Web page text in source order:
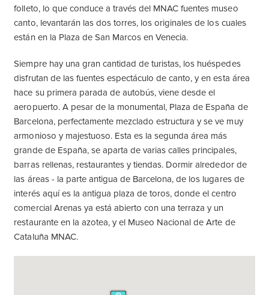
folleto, lo que conduce a través del MNAC fuentes museo
canto, levantarán las dos torres, los originales de los cuales
están en la Plaza de San Marcos en Venecia.
Siempre hay una gran cantidad de turistas, los huéspedes
disfrutan de las fuentes espectáculo de canto, y en esta área
hace su primera parada de autobús, viene desde el
aeropuerto. A pesar de la monumental, Plaza de España de
Barcelona, ​​perfectamente mezclado estructura y se ve muy
armonioso y majestuoso. Esta es la segunda área más
grande de España, se aparta de varias calles principales,
barras rellenas, restaurantes y tiendas. Dormir alrededor de
las áreas - la parte antigua de Barcelona, de los lugares de
interés aquí es la antigua plaza de toros, donde el centro
comercial Arenas ya está abierto con una terraza y un
restaurante en la azotea, y el Museo Nacional de Arte de
Cataluña MNAC.